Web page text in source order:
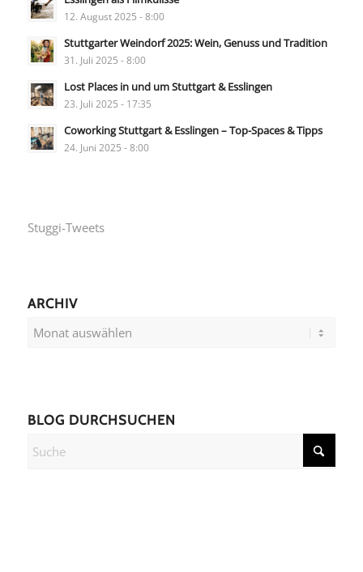
12. August 2025 - 8:00
Stuttgarter Weindorf 2025: Wein, Genuss und Tradition
31. Juli 2025 - 8:00
Lost Places in und um Stuttgart & Esslingen
23. Juli 2025 - 17:35
Coworking Stuttgart & Esslingen – Top-Spaces & Tipps
24. Juni 2025 - 8:00
Stuggi-Tweets
ARCHIV
BLOG DURCHSUCHEN